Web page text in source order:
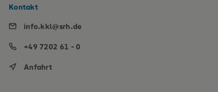
Kontakt
info.kkl@srh.de
+49 7202 61 - 0
Anfahrt